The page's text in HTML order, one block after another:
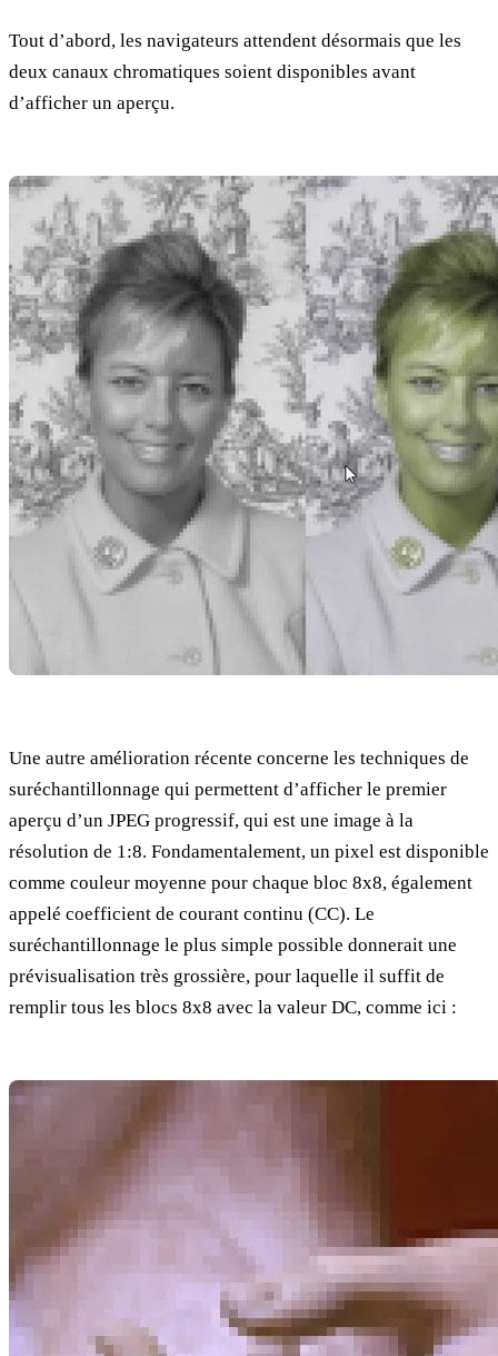
Tout d’abord, les navigateurs attendent désormais que les
deux canaux chromatiques soient disponibles avant
d’afficher un aperçu.
Une autre amélioration récente concerne les techniques de
suréchantillonnage qui permettent d’afficher le premier
aperçu d’un JPEG progressif, qui est une image à la
résolution de 1:8. Fondamentalement, un pixel est disponible
comme couleur moyenne pour chaque bloc 8x8, également
appelé coefficient de courant continu (CC). Le
suréchantillonnage le plus simple possible donnerait une
prévisualisation très grossière, pour laquelle il suffit de
remplir tous les blocs 8x8 avec la valeur DC, comme ici :